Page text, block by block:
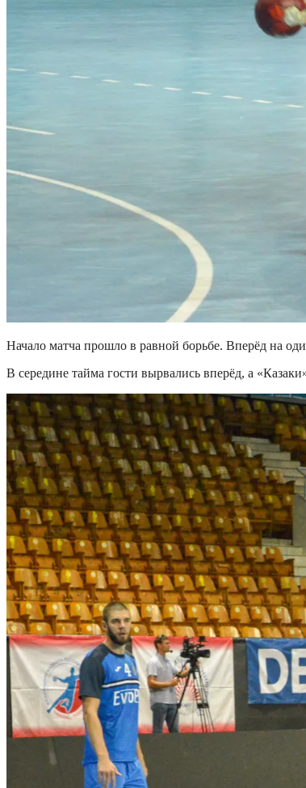
Начало матча прошло в равной борьбе. Вперёд на
В середине тайма гости вырвались вперёд, а